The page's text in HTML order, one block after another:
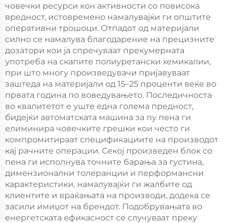
човечки ресурси кон активности со повисока
вредност, истовремено намалувајќи ги општите
оперативни трошоци. Отпадот од материјали
силно се намалува благодарение на прецизните
дозатори кои ја спречуваат прекумерната
употреба на скапите полиуретански хемикалии,
при што многу произведувачи пријавуваат
заштеда на материјали од 15–25 проценти веќе во
првата година по воведувањето. Последичноста
во квалитетот е уште една голема предност,
бидејќи автоматската машина за пу пена ги
елиминира човечките грешки кои често ги
компромитираат спецификациите на производот
кај рачните операции. Секој произведен блок со
пена ги исполнува точните барања за густина,
димензионални толеранции и перформансни
карактеристики, намалувајќи ги жалбите од
клиентите и враќањата на производи, додека се
засили имиџот на брендот. Подобрувањата во
енергетската ефикасност се случуваат преку